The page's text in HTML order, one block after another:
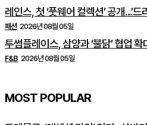
레인스, 첫 ‘풋웨어 컬렉션’ 공개…’
패션 2026년 08월 05일
투썸플레이스, 삼양과 ‘불닭’ 협업
F&B 2026년 08월 05일
MOST POPULAR